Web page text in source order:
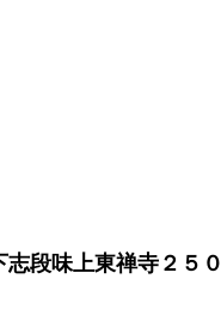
段味上東禅寺２５